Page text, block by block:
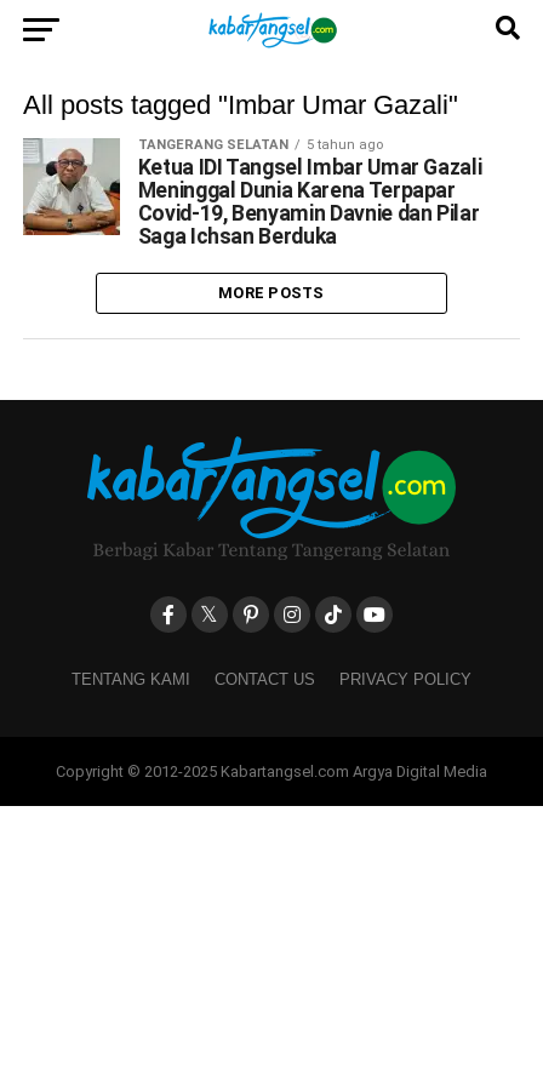
All posts tagged "Imbar Umar Gazali"
TANGERANG SELATAN 5 tahun ago
Ketua IDI Tangsel Imbar Umar Gazali
Meninggal Dunia Karena Terpapar
Covid-19, Benyamin Davnie dan Pilar
Saga Ichsan Berduka
MORE POSTS
TENTANG KAMI CONTACT US PRIVACY POLICY
Copyright © 2012-2025 Kabartangsel.com Argya Digital Media